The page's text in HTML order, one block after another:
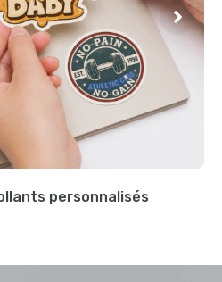
personnalisés